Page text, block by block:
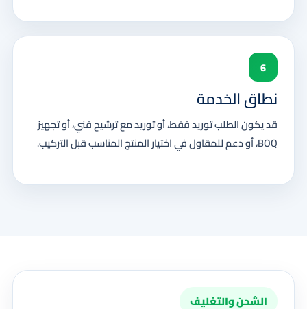
6
نطاق الخدمة
قد يكون الطلب توريد فقط، أو توريد مع ترشيح فني، أو تجهيز
BOQ، أو دعم للمقاول في اختيار المنتج المناسب قبل التركيب.
الشحن والتغليف